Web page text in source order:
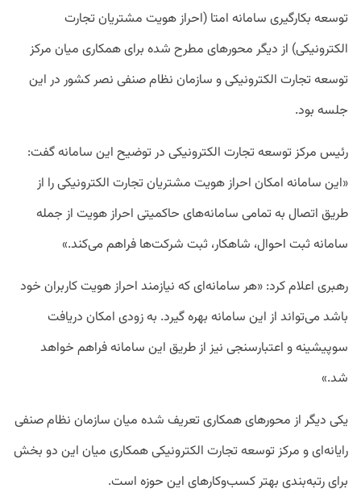
توسعه بکارگیری سامانه امتا (احراز هویت مشتریان تجارت
الکترونیکی) از دیگر محورهای مطرح شده برای همکاری میان مرکز
توسعه تجارت الکترونیکی و سازمان نظام صنفی نصر کشور در این
جلسه بود.
رئیس مرکز توسعه تجارت الکترونیکی در توضیح این سامانه گفت:
«این سامانه امکان احراز هویت مشتریان تجارت الکترونیکی را از
طریق اتصال به تمامی سامانه‌های حاکمیتی احراز هویت از جمله
سامانه ثبت احوال، شاهکار، ثبت شرکت‌ها فراهم می‌کند.»
رهبری اعلام کرد: «هر سامانه‌ای که نیازمند احراز هویت کاربران خود
باشد می‌تواند از این سامانه بهره گیرد. به زودی امکان دریافت
سوپیشینه و اعتبارسنجی نیز از طریق این سامانه فراهم خواهد
شد.»
یکی دیگر از محورهای همکاری تعریف شده میان سازمان نظام صنفی
رایانه‌ای و مرکز توسعه تجارت الکترونیکی همکاری میان این دو بخش
برای رتبه‌بندی بهتر کسب‌و‌کارهای این حوزه است.